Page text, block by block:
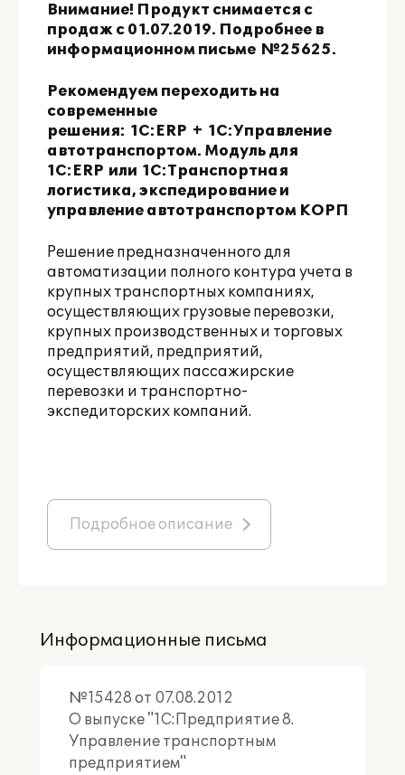
Внимание! Продукт снимается с
продаж с 01.07.2019. Подробнее в
информационном письме №25625.
Рекомендуем переходить на
современные
решения: 1С:ERP + 1С:Управление
автотранспортом. Модуль для
1С:ERP или 1С:Транспортная
логистика, экспедирование и
управление автотранспортом КОРП
Решение предназначенного для
автоматизации полного контура учета в
крупных транспортных компаниях,
осуществляющих грузовые перевозки,
крупных производственных и торговых
предприятий, предприятий,
осуществляющих пассажирские
перевозки и транспортно-
экспедиторских компаний.
Подробное описание
Информационные письма
№15428 от 07.08.2012
О выпуске "1С:Предприятие 8.
Управление транспортным
предприятием"